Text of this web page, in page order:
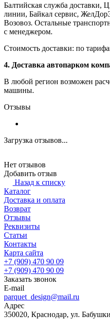
Балтийская служба
линии, Байкал сервис,
Возовоз. Остальные
с менеджером.
Стоимость доставки: по
4. Доставка автопарком
В любой регион возможен
машины.
Отзывы
Загрузка отзывов...
Нет отзывов
Добавить отзыв
Назад к списку
Каталог
Доставка и оплата
Возврат
Отзывы
Реквизиты
Статьи
Контакты
Карта сайта
+7 (909) 470 90 09
+7 (909) 470 90 09
Заказать звонок
E-mail
parquet_design@mail.ru
Адрес
350020, Краснодар, ул.